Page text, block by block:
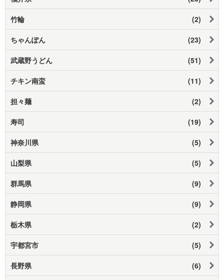
竹輪 (2)
ちゃんぽん (23)
武蔵野うどん (51)
チキン南蛮 (11)
担々麺 (2)
寿司 (19)
神奈川県 (5)
山梨県 (5)
群馬県 (9)
静岡県 (9)
栃木県 (2)
宇都宮市 (5)
長野県 (6)